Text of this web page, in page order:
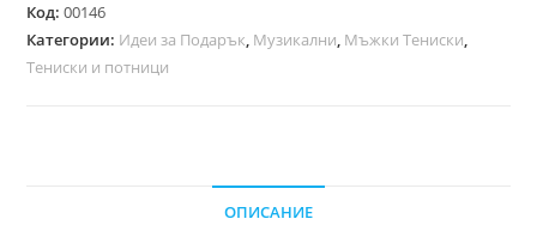
Код:00146
Категории: Идеи за Подарък, Музикални, Мъжки Тениски,
Тениски и потници
ОПИСАНИЕ